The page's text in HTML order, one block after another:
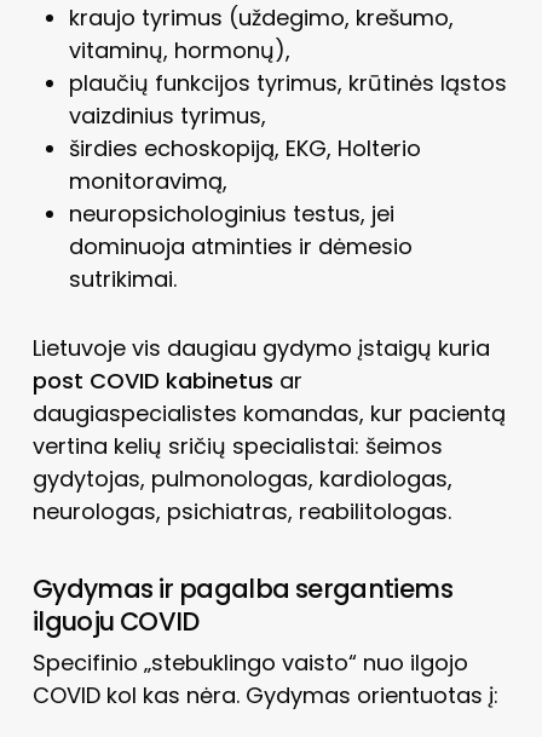
kraujo tyrimus (uždegimo, krešumo,
vitaminų, hormonų),
plaučių funkcijos tyrimus, krūtinės ląstos
vaizdinius tyrimus,
širdies echoskopiją, EKG, Holterio
monitoravimą,
neuropsichologinius testus, jei
dominuoja atminties ir dėmesio
sutrikimai.
Lietuvoje vis daugiau gydymo įstaigų kuria
post COVID kabinetus ar
daugiaspecialistes komandas, kur pacientą
vertina kelių sričių specialistai: šeimos
gydytojas, pulmonologas, kardiologas,
neurologas, psichiatras, reabilitologas.
Gydymas ir pagalba sergantiems
ilguoju COVID
Specifinio „stebuklingo vaisto“ nuo ilgojo
COVID kol kas nėra. Gydymas orientuotas į: